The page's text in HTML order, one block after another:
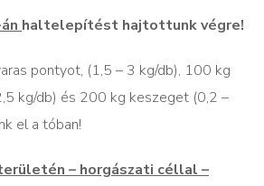
haltelepítést hajtottunk végre!
pontyot, (1,5 – 3 kg/db), 100 kg
kg/db) és 200 kg keszeget (0,2 –
el a tóban!
– horgászati céllal –